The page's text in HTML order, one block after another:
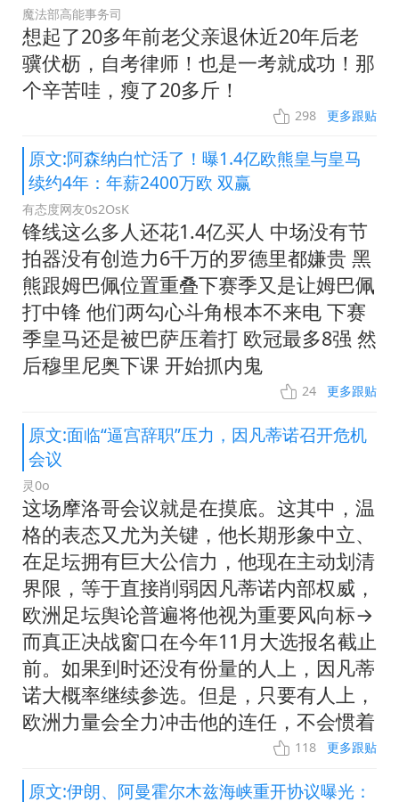
魔法部高能事务司
想起了20多年前老父亲退休近20年后老
骥伏枥，自考律师！也是一考就成功！那
个辛苦哇，瘦了20多斤！
298 更多跟贴
原文:阿森纳白忙活了！曝1.4亿欧熊皇与皇马
续约4年：年薪2400万欧 双赢
有态度网友0s2OsK
锋线这么多人还花1.4亿买人 中场没有节
拍器没有创造力6千万的罗德里都嫌贵 黑
熊跟姆巴佩位置重叠下赛季又是让姆巴佩
打中锋 他们两勾心斗角根本不来电 下赛
季皇马还是被巴萨压着打 欧冠最多8强 然
后穆里尼奥下课 开始抓内鬼
24 更多跟贴
原文:面临“逼宫辞职”压力，因凡蒂诺召开危机
会议
灵0o
这场摩洛哥会议就是在摸底。这其中，温
格的表态又尤为关键，他长期形象中立、
在足坛拥有巨大公信力，他现在主动划清
界限，等于直接削弱因凡蒂诺内部权威，
欧洲足坛舆论普遍将他视为重要风向标→
而真正决战窗口在今年11月大选报名截止
前。如果到时还没有份量的人上，因凡蒂
诺大概率继续参选。但是，只要有人上，
欧洲力量会全力冲击他的连任，不会惯着
118 更多跟贴
原文:伊朗、阿曼霍尔木兹海峡重开协议曝光：